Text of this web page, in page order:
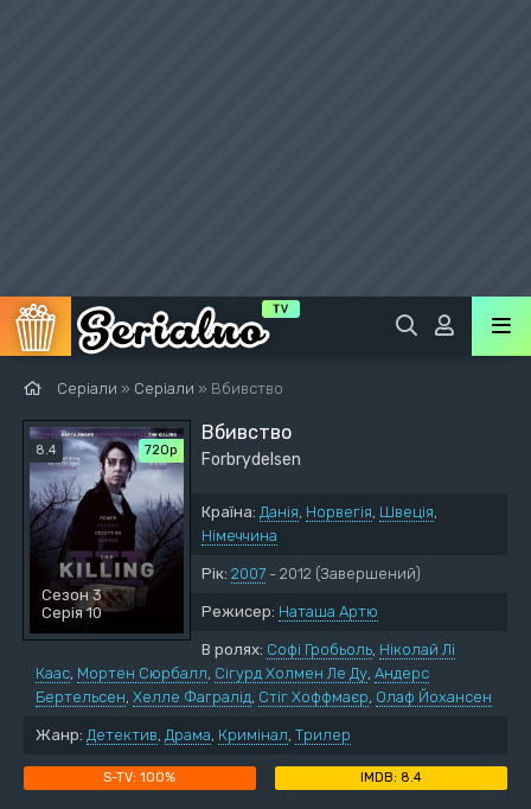
Серіали » Серіали » Вбивство
8.4 720р
Сезон 3
Серія 10
Вбивство
Forbrydelsen
Країна: Данія, Норвегія, Швеція,
Німеччина
Рік: 2007 - 2012 (Завершений)
Режисер: Наташа Артю
В ролях: Софі Гробьоль, Ніколай Лі
Каас, Мортен Сюрбалл, Сігурд Холмен Ле Ду, Андерс
Бертельсен, Хелле Фагралід, Стіг Хоффмаєр, Олаф Йохансен
Жанр: Детектив, Драма, Кримінал, Трилер
100% 8.4